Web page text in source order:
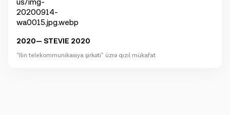
2020— STEVIE 2020
“İlin telekommunikasiya şirkəti” üzrə qızıl mükafat